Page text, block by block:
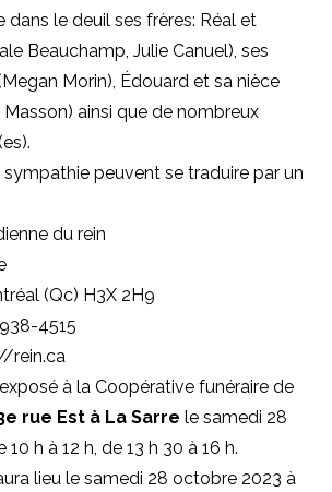
dans le deuil ses frères: Réal et
Beauchamp, Julie Canuel), ses
Morin), Édouard et sa nièce
ainsi que de nombreux
peuvent se traduire par un
du rein
(Qc) H3X 2H9
4515
rein.ca
à la Coopérative funéraire de
rue Est à La Sarre le samedi 28
h à 12 h, de 13 h 30 à 16 h.
lieu le samedi 28 octobre 2023 à